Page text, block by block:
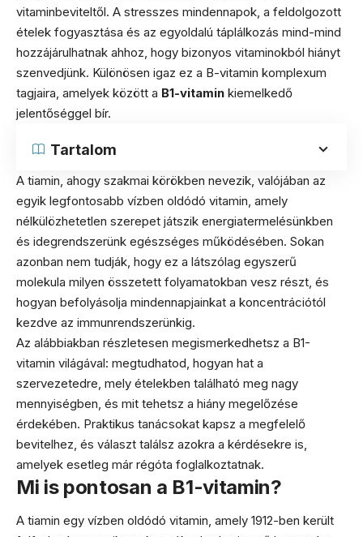
vitaminbeviteltől. A stresszes mindennapok, a feldolgozott
ételek fogyasztása és az egyoldalú táplálkozás mind-mind
hozzájárulhatnak ahhoz, hogy bizonyos vitaminokból hiányt
szenvedjünk. Különösen igaz ez a B-vitamin komplexum
tagjaira, amelyek között a B1-vitamin kiemelkedő
jelentőséggel bír.
Tartalom
A tiamin, ahogy szakmai körökben nevezik, valójában az
egyik legfontosabb vízben oldódó vitamin, amely
nélkülözhetetlen szerepet játszik energiatermelésünkben
és idegrendszerünk egészséges működésében. Sokan
azonban nem tudják, hogy ez a látszólag egyszerű
molekula milyen összetett folyamatokban vesz részt, és
hogyan befolyásolja mindennapjainkat a koncentrációtól
kezdve az immunrendszerünkig.
Az alábbiakban részletesen megismerkedhetsz a B1-
vitamin világával: megtudhatod, hogyan hat a
szervezetedre, mely ételekben található meg nagy
mennyiségben, és mit tehetsz a hiány megelőzése
érdekében. Praktikus tanácsokat kapsz a megfelelő
bevitelhez, és választ találsz azokra a kérdésekre is,
amelyek esetleg már régóta foglalkoztatnak.
Mi is pontosan a B1-vitamin?
A tiamin egy vízben oldódó vitamin, amely 1912-ben került